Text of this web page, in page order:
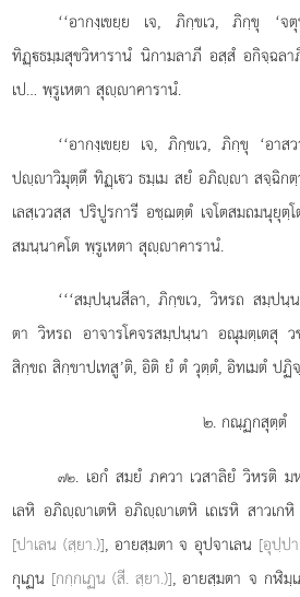
‘‘อากงฺเขยฺย เจ, ภิกฺขเว, ภิกฺขุ ‘
ทิฏฺธมฺมสุขวิหารานํ นิกามลาภี อสฺสํ อกิจฺฉลา
เป… พฺรูเหตา สุฺาคารานํ.
‘‘อากงฺเขยฺย เจ, ภิกฺขเว, ภิกฺขุ ‘อา
ปฺาวิมุตฺตึ ทิฏฺเว ธมฺเม สยํ อภิฺา สจฺฉิกตฺ
เลสฺเววสฺส ปริปูรการี อชฺฌตฺตํ เจโตสมถมนุยุ
สมนฺนาคโต พฺรูเหตา สุฺาคารานํ.
‘‘‘สมฺปนฺนสีลา, ภิกฺขเว, วิหรถ สมฺปนฺ
ตา วิหรถ อาจารโคจรสมฺปนฺนา อณุมตฺเตสุ
สิกฺขถ สิกฺขาปเทสู’ติ, อิติ ยํ ตํ วุตฺตํ, อิทเมตํ ปฏิ
๒. กณฺฏกสุตฺตํ
๗๒. เอกํ สมยํ ภควา เวสาลิยํ วิหรติ ม
เลหิ อภิฺาเตหิ อภิฺาเตหิ เถเรหิ สาวเ
[ปาเลน (สฺยา.)], อายสฺมตา จ อุปจาเลน [อุปฺป
กุเฏน [กกฺกเฏน (สี. สฺยา.)], อายสฺมตา จ กฬิมฺ